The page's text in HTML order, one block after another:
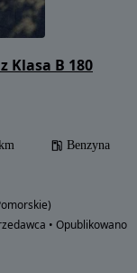
Klasa B 180
Benzyna
• Opublikowano